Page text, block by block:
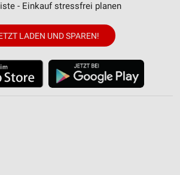
- Einkauf stressfrei planen
LADEN UND SPAREN!